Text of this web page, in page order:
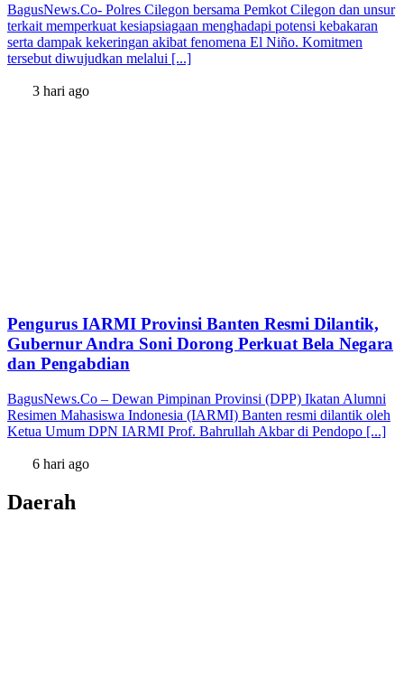
BagusNews.Co- Polres Cilegon bersama Pemkot Cilegon dan unsur
terkait memperkuat kesiapsiagaan menghadapi potensi kebakaran
serta dampak kekeringan akibat fenomena El Niño. Komitmen
tersebut diwujudkan melalui [...]
3 hari ago
Pengurus IARMI Provinsi Banten Resmi Dilantik,
Gubernur Andra Soni Dorong Perkuat Bela Negara
dan Pengabdian
BagusNews.Co – Dewan Pimpinan Provinsi (DPP) Ikatan Alumni
Resimen Mahasiswa Indonesia (IARMI) Banten resmi dilantik oleh
Ketua Umum DPN IARMI Prof. Bahrullah Akbar di Pendopo [...]
6 hari ago
Daerah